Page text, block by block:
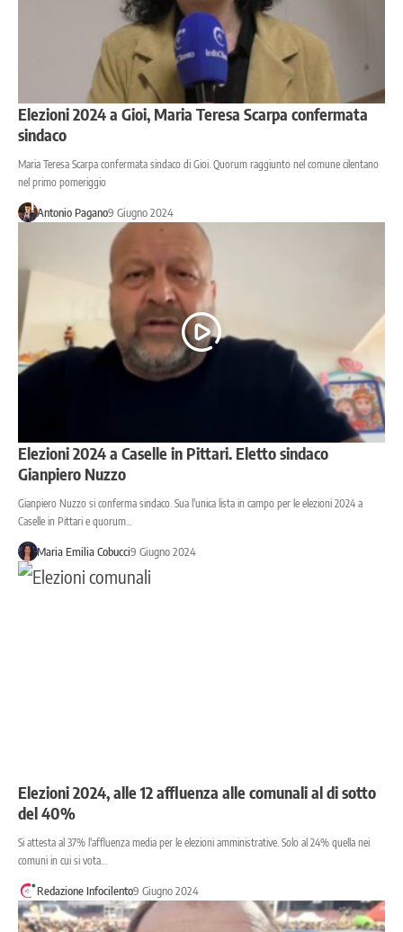
Elezioni 2024 a Gioi, Maria Teresa Scarpa confermata
sindaco
Maria Teresa Scarpa confermata sindaco di Gioi. Quorum raggiunto nel comune cilentano
nel primo pomeriggio
Antonio Pagano9 Giugno 2024
Elezioni 2024 a Caselle in Pittari. Eletto sindaco
Gianpiero Nuzzo
Gianpiero Nuzzo si conferma sindaco. Sua l'unica lista in campo per le elezioni 2024 a
Caselle in Pittari e quorum…
Maria Emilia Cobucci9 Giugno 2024
Elezioni 2024, alle 12 affluenza alle comunali al di sotto
del 40%
Si attesta al 37% l'affluenza media per le elezioni amministrative. Solo al 24% quella nei
comuni in cui si vota…
Redazione Infocilento9 Giugno 2024